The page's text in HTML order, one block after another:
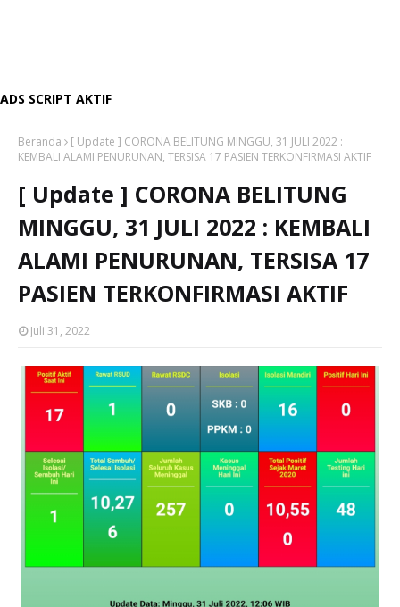
ADS SCRIPT AKTIF
Beranda
[ Update ] CORONA BELITUNG MINGGU, 31 JULI 2022 :
KEMBALI ALAMI PENURUNAN, TERSISA 17 PASIEN TERKONFIRMASI AKTIF
[ Update ] CORONA BELITUNG
MINGGU, 31 JULI 2022 : KEMBALI
ALAMI PENURUNAN, TERSISA 17
PASIEN TERKONFIRMASI AKTIF
Juli 31, 2022